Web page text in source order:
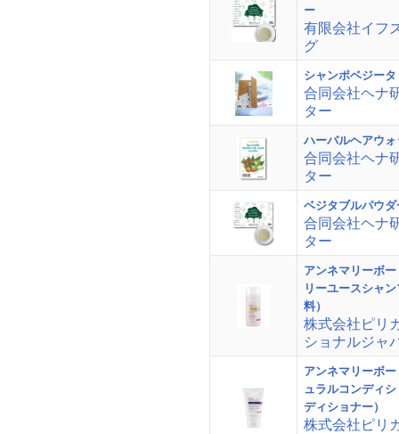
ー
有限会社イフ
グ
シャンポベジータ
合同会社ヘナ
ター
ハーバルヘアウォ
合同会社ヘナ
ター
ベジタブルパウ
合同会社ヘナ
ター
アンネマリーボ
リーユースシャ
料）
株式会社ピリ
ショナルジャ
アンネマリーボ
ュラルコンディ
ディショナー）
株式会社ピリ